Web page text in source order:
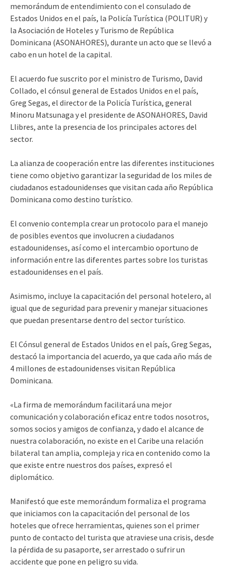
memorándum de entendimiento con el consulado de
Estados Unidos en el país, la Policía Turística (POLITUR) y
la Asociación de Hoteles y Turismo de República
Dominicana (ASONAHORES), durante un acto que se llevó a
cabo en un hotel de la capital.
El acuerdo fue suscrito por el ministro de Turismo, David
Collado, el cónsul general de Estados Unidos en el país,
Greg Segas, el director de la Policía Turística, general
Minoru Matsunaga y el presidente de ASONAHORES, David
Llibres, ante la presencia de los principales actores del
sector.
La alianza de cooperación entre las diferentes instituciones
tiene como objetivo garantizar la seguridad de los miles de
ciudadanos estadounidenses que visitan cada año República
Dominicana como destino turístico.
El convenio contempla crear un protocolo para el manejo
de posibles eventos que involucren a ciudadanos
estadounidenses, así como el intercambio oportuno de
información entre las diferentes partes sobre los turistas
estadounidenses en el país.
Asimismo, incluye la capacitación del personal hotelero, al
igual que de seguridad para prevenir y manejar situaciones
que puedan presentarse dentro del sector turístico.
El Cónsul general de Estados Unidos en el país, Greg Segas,
destacó la importancia del acuerdo, ya que cada año más de
4 millones de estadounidenses visitan República
Dominicana.
«La firma de memorándum facilitará una mejor
comunicación y colaboración eficaz entre todos nosotros,
somos socios y amigos de confianza, y dado el alcance de
nuestra colaboración, no existe en el Caribe una relación
bilateral tan amplia, compleja y rica en contenido como la
que existe entre nuestros dos países, expresó el
diplomático.
Manifestó que este memorándum formaliza el programa
que iniciamos con la capacitación del personal de los
hoteles que ofrece herramientas, quienes son el primer
punto de contacto del turista que atraviese una crisis, desde
la pérdida de su pasaporte, ser arrestado o sufrir un
accidente que pone en peligro su vida.